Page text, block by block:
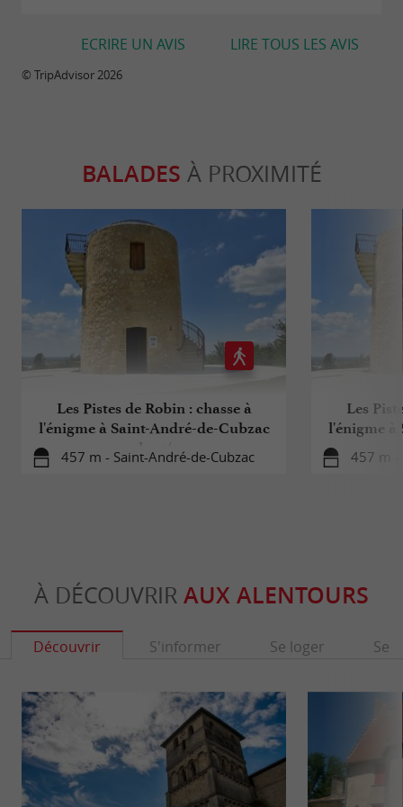
LIRE TOUS LES AVIS
ECRIRE UN AVIS
© TripAdvisor 2026
BALADES À PROXIMITÉ
Les Pistes de Robin : chasse à
l'énigme à Saint-André-de-Cubzac
pour les 3/5 ans
457 m - Saint-André-de-Cubzac
Les
l'énigme à
457 m -
À DÉCOUVRIR AUX ALENTOURS
Découvrir S'informer Se loger Se